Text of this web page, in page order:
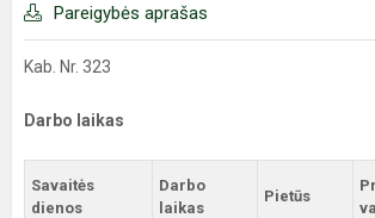
Pareigybės aprašas
Kab. Nr. 323
Darbo laikas
Savaitės
dienos
Darbo
laikas
Pietūs